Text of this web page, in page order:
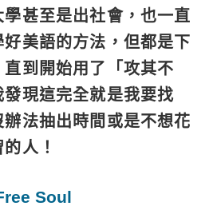
甚至是出社會，也一直
美語的方法，但都是下
到開始用了「攻其不
現這完全就是我要找
辦法抽出時間或是不想花
人！
Soul